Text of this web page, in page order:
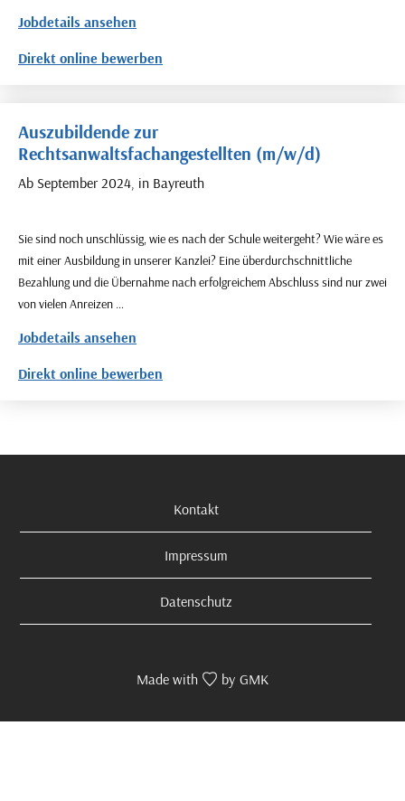
Jobdetails ansehen
Direkt online bewerben
Auszubildende zur
Rechtsanwaltsfachangestellten (m/w/d)
Ab September 2024, in Bayreuth
Sie sind noch unschlüssig, wie es nach der Schule weitergeht? Wie wäre es
mit einer Ausbildung in unserer Kanzlei? Eine überdurchschnittliche
Bezahlung und die Übernahme nach erfolgreichem Abschluss sind nur zwei
von vielen Anreizen …
Jobdetails ansehen
Direkt online bewerben
Kontakt
Impressum
Datenschutz
Made with by GMK